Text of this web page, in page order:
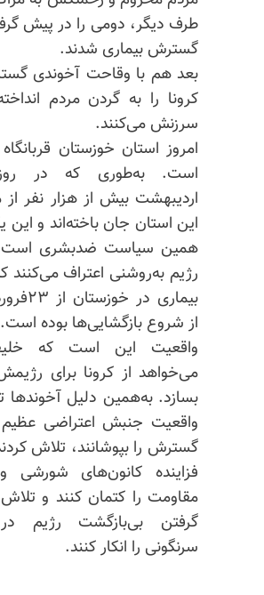
طرف دیگر، دومی را در پیش
گسترش بیماری شدند.
بعد هم با وقاحت آخوندی
کرونا را به گردن مردم
سرزنش می‌کنند.
امروز استان خوزستان
است. به‌طوری که در
اردیبهشت بیش از هزار نفر از
این استان جان‌ باخته‌اند و این
همین سیاست ضدبشری
رژیم به‌روشنی اعتراف می‌کنند
بیماری
از شروع بازگشایی‌ها بوده است.
واقعیت این است که
می‌خواهد از کرونا برای
بسازد. به‌همین دلیل آخوندها
واقعیت جنبش اعتراضی
گسترش را بپوشانند، تلاش
فزاینده کانون‌های شورشی
مقاومت را کتمان کنند و تلاش
گرفتن بی‌بازگشت رژیم
سرنگونی را انکار کنند.